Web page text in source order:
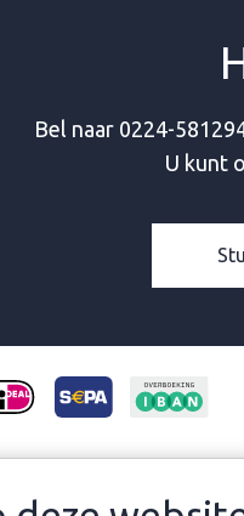
Bel naar 0224-
U kunt